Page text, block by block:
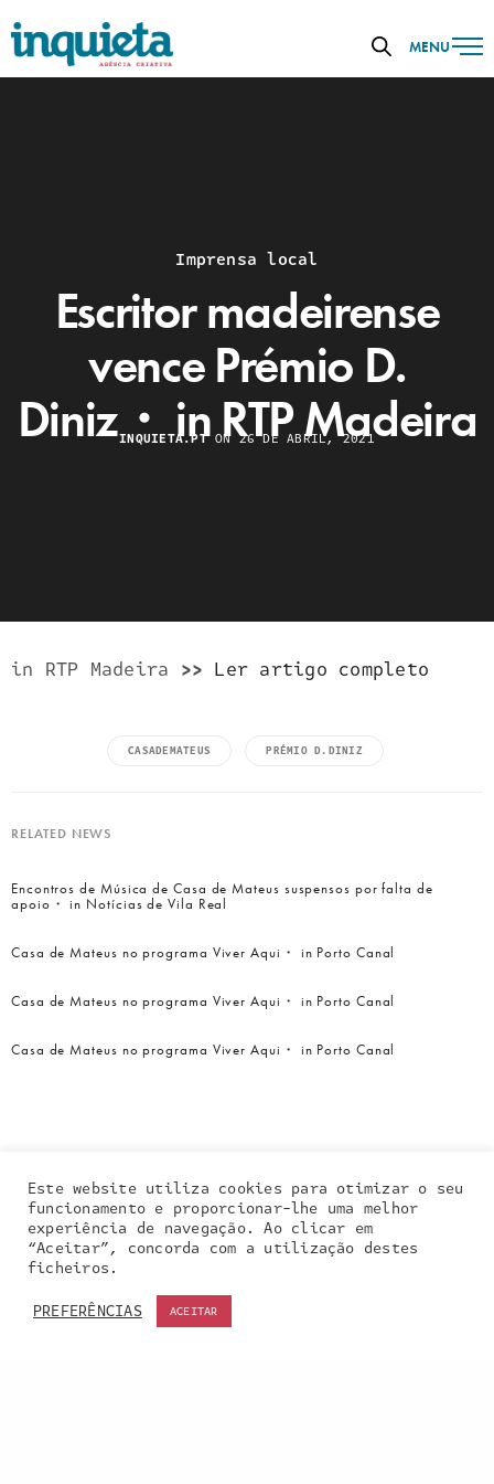
MENU
Imprensa local
Escritor madeirense
vence Prémio D.
Diniz・ in RTP Madeira
INQUIETA.PTON 26 DE ABRIL, 2021
in RTP Madeira >> Ler artigo completo
CASADEMATEUS PRÉMIO D.DINIZ
RELATED NEWS
Encontros de Música de Casa de Mateus suspensos por falta de
apoio・ in Notícias de Vila Real
Casa de Mateus no programa Viver Aqui・ in Porto Canal
Casa de Mateus no programa Viver Aqui・ in Porto Canal
Casa de Mateus no programa Viver Aqui・ in Porto Canal
Este website utiliza cookies para otimizar o seu
funcionamento e proporcionar-lhe uma melhor
experiência de navegação. Ao clicar em
“Aceitar”, concorda com a utilização destes
ficheiros.
PREFERÊNCIAS
ACEITAR
Our site uses cookies. Learn more about our use of
cookies:cookie policy
ACCEPT